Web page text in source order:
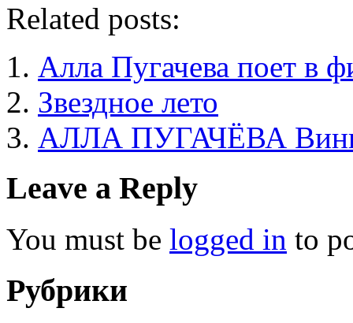
Related posts:
Алла Пугачева поет в
Звездное лето
АЛЛА ПУГАЧЁВА
Leave a Reply
You must be logged in to
Рубрики